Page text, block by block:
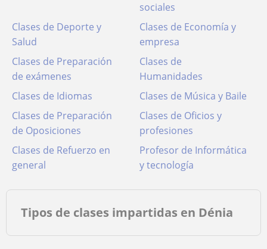
sociales
Clases de Deporte y
Salud
Clases de Economía y
empresa
Clases de Preparación
de exámenes
Clases de
Humanidades
Clases de Idiomas
Clases de Música y Baile
Clases de Preparación
de Oposiciones
Clases de Oficios y
profesiones
Clases de Refuerzo en
general
Profesor de Informática
y tecnología
Tipos de clases impartidas en Dénia